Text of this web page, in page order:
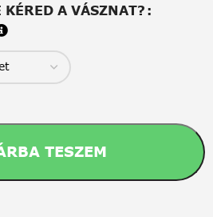
A VÁSZNAT?
TESZEM